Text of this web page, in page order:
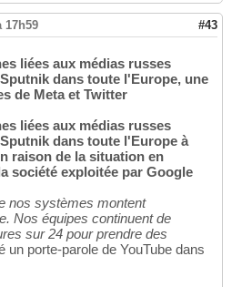
17h59 #43
liées aux médias russes
dans toute l'Europe, une
de Meta et Twitter
liées aux médias russes
dans toute l'Europe à
raison de la situation en
société exploitée par Google
nos systèmes montent
Nos équipes continuent de
sur 24 pour prendre des
un porte-parole de YouTube dans